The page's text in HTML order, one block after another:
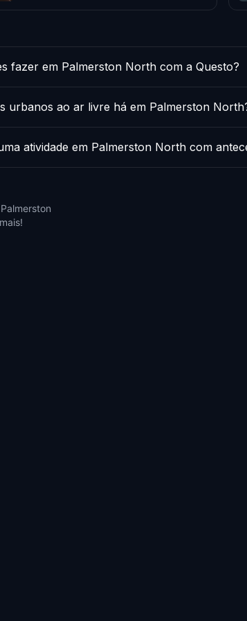
fazer em Palmerston North com a Questo?
urbanos ao ar livre há em Palmerston
atividade em Palmerston North com